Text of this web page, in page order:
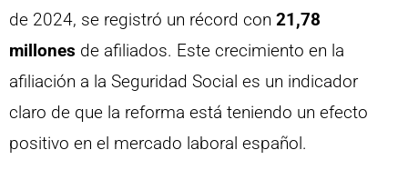
de 2024, se registró un récord con 21,78
millones de afiliados. Este crecimiento en la
afiliación a la Seguridad Social es un indicador
claro de que la reforma está teniendo un efecto
positivo en el mercado laboral español.